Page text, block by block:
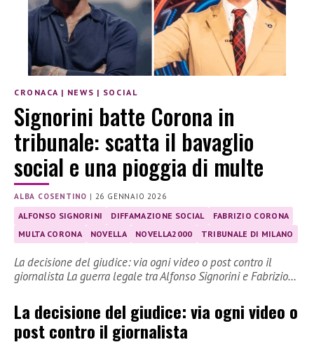
CRONACA | NEWS | SOCIAL
Signorini batte Corona in
tribunale: scatta il bavaglio
social e una pioggia di multe
ALBA COSENTINO | 26 GENNAIO 2026
ALFONSO SIGNORINI DIFFAMAZIONE SOCIAL
FABRIZIO CORONA
MULTA CORONA
NOVELLA NOVELLA2000 TRIBUNALE DI MILANO
La decisione del giudice: via ogni video o post contro il
giornalista La guerra legale tra Alfonso Signorini e Fabrizio…
La decisione del giudice: via ogni video o
post contro il giornalista